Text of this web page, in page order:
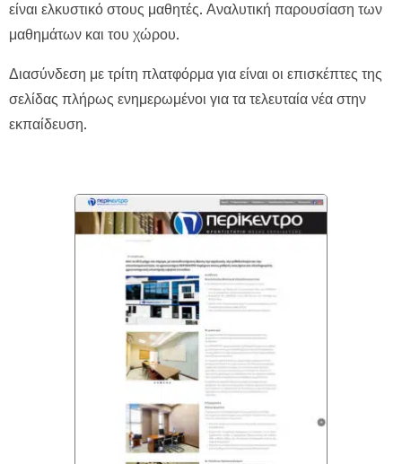
είναι ελκυστικό στους μαθητές. Αναλυτική παρουσίαση των
μαθημάτων και του χώρου.
Διασύνδεση με τρίτη πλατφόρμα για είναι οι επισκέπτες της
σελίδας πλήρως ενημερωμένοι για τα τελευταία νέα στην
εκπαίδευση.